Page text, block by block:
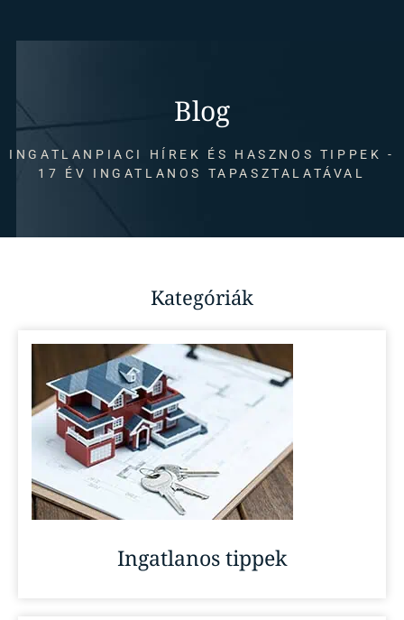
Blog
INGATLANPIACI HÍREK ÉS HASZNOS TIPPEK -
17 ÉV INGATLANOS TAPASZTALATÁVAL
Kategóriák
Ingatlanos tippek